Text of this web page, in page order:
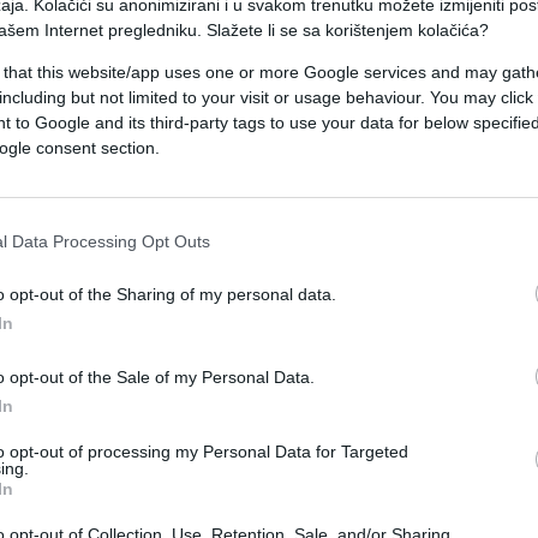
Kolačići su anonimizirani i u svakom trenutku možete izmijeniti
Internet pregledniku. Slažete li se sa korištenjem kolačića?
that this website/app uses one or more Google services and may
but not limited to your visit or usage behaviour. You may
to Google and its third-party tags to use your data for below
consent section.
Data Processing Opt Outs
opt-out of the Sharing of my personal data.
opt-out of the Sale of my Personal Data.
opt-out of processing my Personal Data for Targeted
malo prije 13 sati po lokalnom vremenu -
firme EverJets, udario je u dalekovode prije
agencija Fena.
požara, a ministrica unutrašnjih poslova
nemarnost..
#vatra